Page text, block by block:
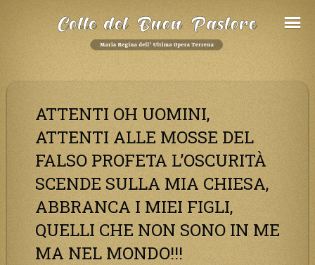
ATTENTI OH UOMINI,
ATTENTI ALLE MOSSE DEL
FALSO PROFETA L’OSCURITÀ
SCENDE SULLA MIA CHIESA,
ABBRANCA I MIEI FIGLI,
QUELLI CHE NON SONO IN ME
MA NEL MONDO!!!